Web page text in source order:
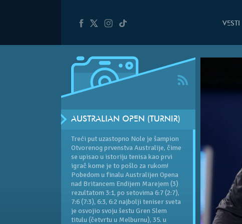
VESTI
AUSTRALIAN OPEN (TURNIR)
Treći put uzastopno Nole je šampion
Otvorenog prvenstva Australije, čime
se upisao u istoriju tenisa kao prvi
igrač kome je to pošlo za rukom!
Pobedom u finaluAustralijen Opena
nad Britancem Endijem Marejem (3)
rezultatom 3:1, po setovima 6:7 (2:7),
7:6 (7:3), 6:3, 6:2 najbolji teniser sveta
je osvojio svoju šestu Gren Slem
titulu (četvrtu u Melburnu), 35. u